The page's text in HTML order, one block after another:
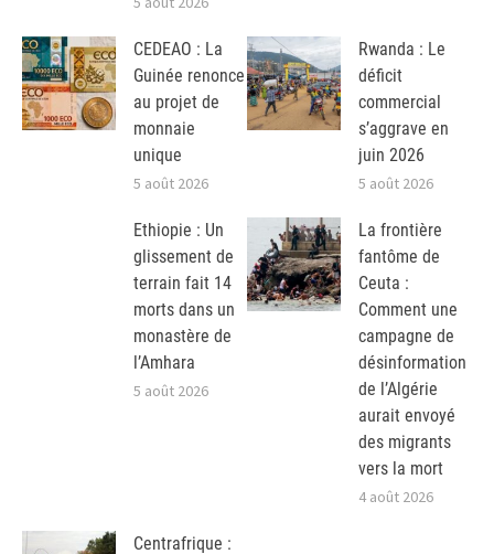
CEDEAO : La
Guinée renonce
au projet de
monnaie
unique
5 août 2026
Rwanda : Le
déficit
commercial
s’aggrave en
juin 2026
5 août 2026
Ethiopie : Un
glissement de
terrain fait 14
morts dans un
monastère de
l’Amhara
5 août 2026
La frontière
fantôme de
Ceuta :
Comment une
campagne de
désinformation
de l’Algérie
aurait envoyé
des migrants
vers la mort
4 août 2026
Centrafrique :